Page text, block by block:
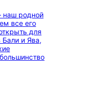
наш родной
все его
для
Бали и Ява,